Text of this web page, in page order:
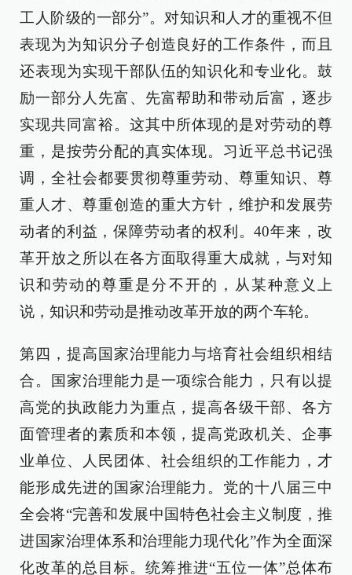
工人阶级的一部分”。对知识和人才的重视不但
表现为为知识分子创造良好的工作条件，而且
还表现为实现干部队伍的知识化和专业化。鼓
励一部分人先富、先富帮助和带动后富，逐步
实现共同富裕。这其中所体现的是对劳动的尊
重，是按劳分配的真实体现。习近平总书记强
调，全社会都要贯彻尊重劳动、尊重知识、尊
重人才、尊重创造的重大方针，维护和发展劳
动者的利益，保障劳动者的权利。40年来，改
革开放之所以在各方面取得重大成就，与对知
识和劳动的尊重是分不开的，从某种意义上
说，知识和劳动是推动改革开放的两个车轮。
第四，提高国家治理能力与培育社会组织相结
合。国家治理能力是一项综合能力，只有以提
高党的执政能力为重点，提高各级干部、各方
面管理者的素质和本领，提高党政机关、企事
业单位、人民团体、社会组织的工作能力，才
能形成先进的国家治理能力。党的十八届三中
全会将“完善和发展中国特色社会主义制度，推
进国家治理体系和治理能力现代化”作为全面深
化改革的总目标。统筹推进“五位一体”总体布